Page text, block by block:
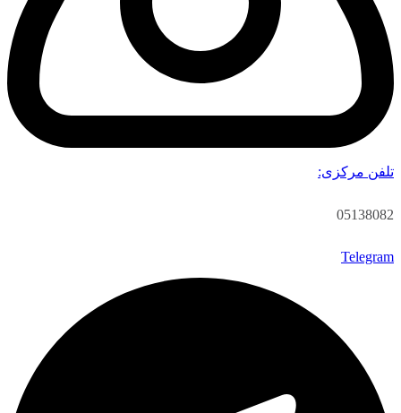
تلفن مرکزی:
05138082
Telegram